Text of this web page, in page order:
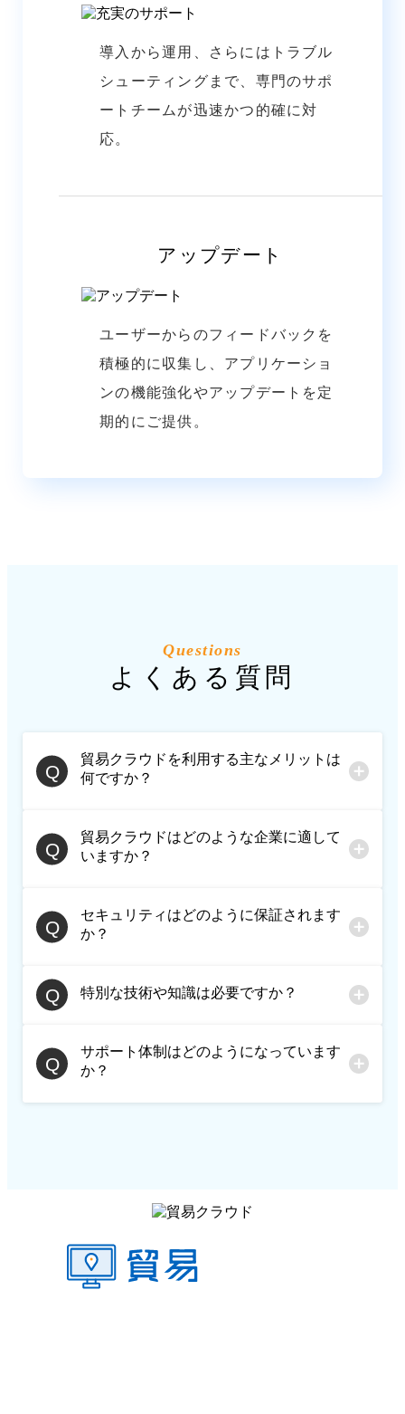
導入から運用、さらにはトラブル
シューティングまで、専門のサポ
ートチームが迅速かつ的確に対
応。
アップデート
ユーザーからのフィードバックを
積極的に収集し、アプリケーショ
ンの機能強化やアップデートを定
期的にご提供。
Questions
よくある質問
貿易クラウドを利用する主なメリットは
何ですか？
貿易クラウドを利用することで、
貿易業務の進捗管理、受注・発注
ットフォーム上でシンプルかつ効
的な操作で世界中のパートナーと
貿易クラウドはどのような企業に適して
いますか？
貿易クラウドは、グローバルにビ
模までのあらゆる企業に適してい
効率化を求めている企業に最適な
セキュリティはどのように保証されます
か？
最先端のセキュリティ技術を用い
最優先事項としています。定期的
特別な技術や知識は必要ですか？
いいえ、特別な技術や先行知識は
ステムを利用開始できるようにな
っています。
サポート体制はどのようになっています
か？
プログラムを通じて、ユーザーが
貿易クラウドの全機能を最大限に
活用できるようサポートしていま